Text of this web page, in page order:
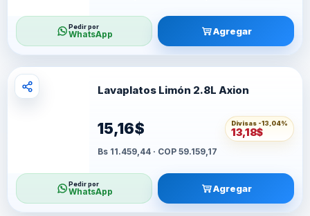
Pedir por
WhatsApp Agregar
Lavaplatos Limón 2.8L Axion
15,16$ Divisas -13,04%
13,18$
Bs 11.459,44 · COP 59.159,17
Pedir por
WhatsApp Agregar